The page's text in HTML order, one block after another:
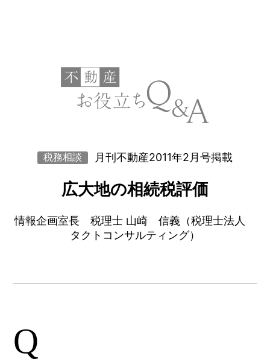
税務相談 月刊不動産2011年2月号掲載
広大地の相続税評価
情報企画室長 税理士 山崎 信義（税理士法人
タクトコンサルティング）
Q